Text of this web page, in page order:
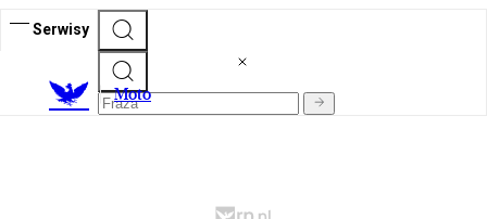
Serwisy
Moto